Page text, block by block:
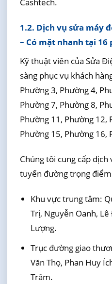
1.2. Dịch vụ sửa máy
– Có mặt nhanh tại 16
Kỹ thuật viên của Sửa
sàng phục vụ khách
Phường 3, Phường 4,
Phường 7, Phường 8,
Phường 11, Phường 12,
Phường 15, Phường 16,
Chúng tôi cung cấp
tuyến đường trọng
Khu vực trung tâm:
Trị, Nguyễn Oanh,
Lượng.
Trục đường giao
Văn Thọ, Phan Huy
Trâm.